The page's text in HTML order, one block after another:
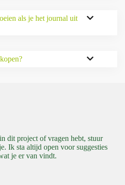
als je het journal uit
dit project of vragen hebt, stuur
Ik sta altijd open voor suggesties
je er van vindt.